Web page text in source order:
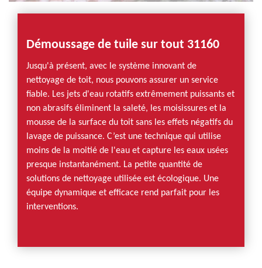
Démoussage de tuile sur tout 31160
Jusqu'à présent, avec le système innovant de
nettoyage de toit, nous pouvons assurer un service
fiable. Les jets d'eau rotatifs extrêmement puissants et
non abrasifs éliminent la saleté, les moisissures et la
mousse de la surface du toit sans les effets négatifs du
lavage de puissance. C’est une technique qui utilise
moins de la moitié de l'eau et capture les eaux usées
presque instantanément. La petite quantité de
solutions de nettoyage utilisée est écologique. Une
équipe dynamique et efficace rend parfait pour les
interventions.